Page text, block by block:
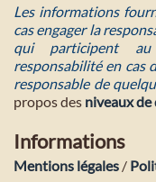
Les informations
cas engager la
qui participent
responsabilité en cas
responsable de
propos des niveaux
Informations
Mentions légales /